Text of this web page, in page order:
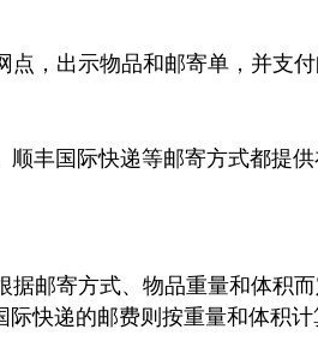
点，出示物品和邮寄单，并支
顺丰国际快递等邮寄方式都提
据邮寄方式、物品重量和体积
际快递的邮费则按重量和体积